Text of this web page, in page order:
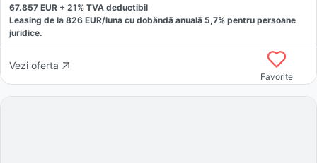
67.857 EUR + 21% TVA deductibil
Leasing de la 826 EUR/luna cu dobăndă anuală 5,7% pentru persoane
juridice.
Vezi oferta
Favorite